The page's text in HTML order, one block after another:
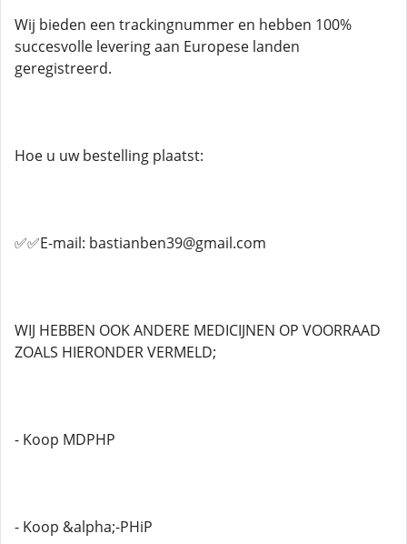
Wij bieden een trackingnummer en hebben 100%
succesvolle levering aan Europese landen
geregistreerd.
Hoe u uw bestelling plaatst:
✅✅E-mail: bastianben39@gmail.com
WIJ HEBBEN OOK ANDERE MEDICIJNEN OP VOORRAAD
ZOALS HIERONDER VERMELD;
- Koop MDPHP
- Koop &alpha;-PHiP